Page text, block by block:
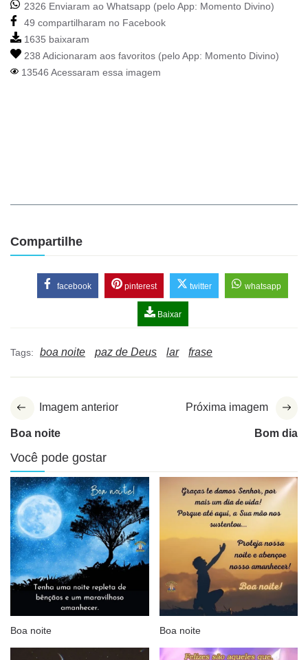
2326 Enviaram ao Whatsapp (pelo App: Momento Divino)
49 compartilharam no Facebook
1635 baixaram
238 Adicionaram aos favoritos (pelo App: Momento Divino)
13546 Acessaram essa imagem
Compartilhe
facebook pinterest twitter whatsapp
Baixar
Tags: boa noite paz de Deus lar frase
Imagem anterior
Boa noite
Próxima imagem
Bom dia
Você pode gostar
Boa noite Boa noite